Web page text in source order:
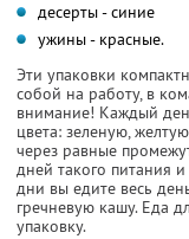
десерты - синие
ужины - красные.
Эти упаковки
собой на работу, в
внимание! Каждый
цвета: зеленую,
через равные
дней такого питания
дни вы едите весь
гречневую кашу. Еда
упаковку.